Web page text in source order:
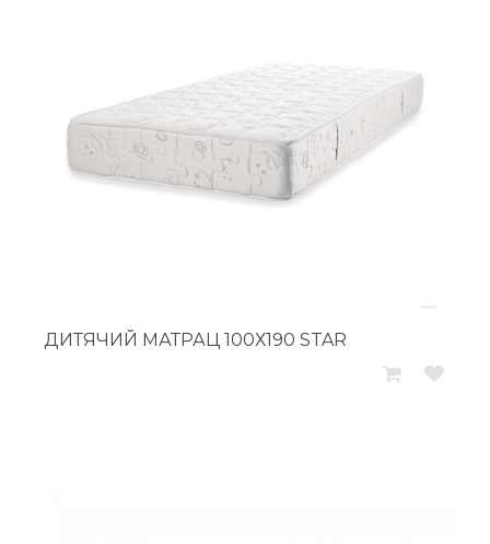
ДИТЯЧИЙ МАТРАЦ 100Х190 STAR